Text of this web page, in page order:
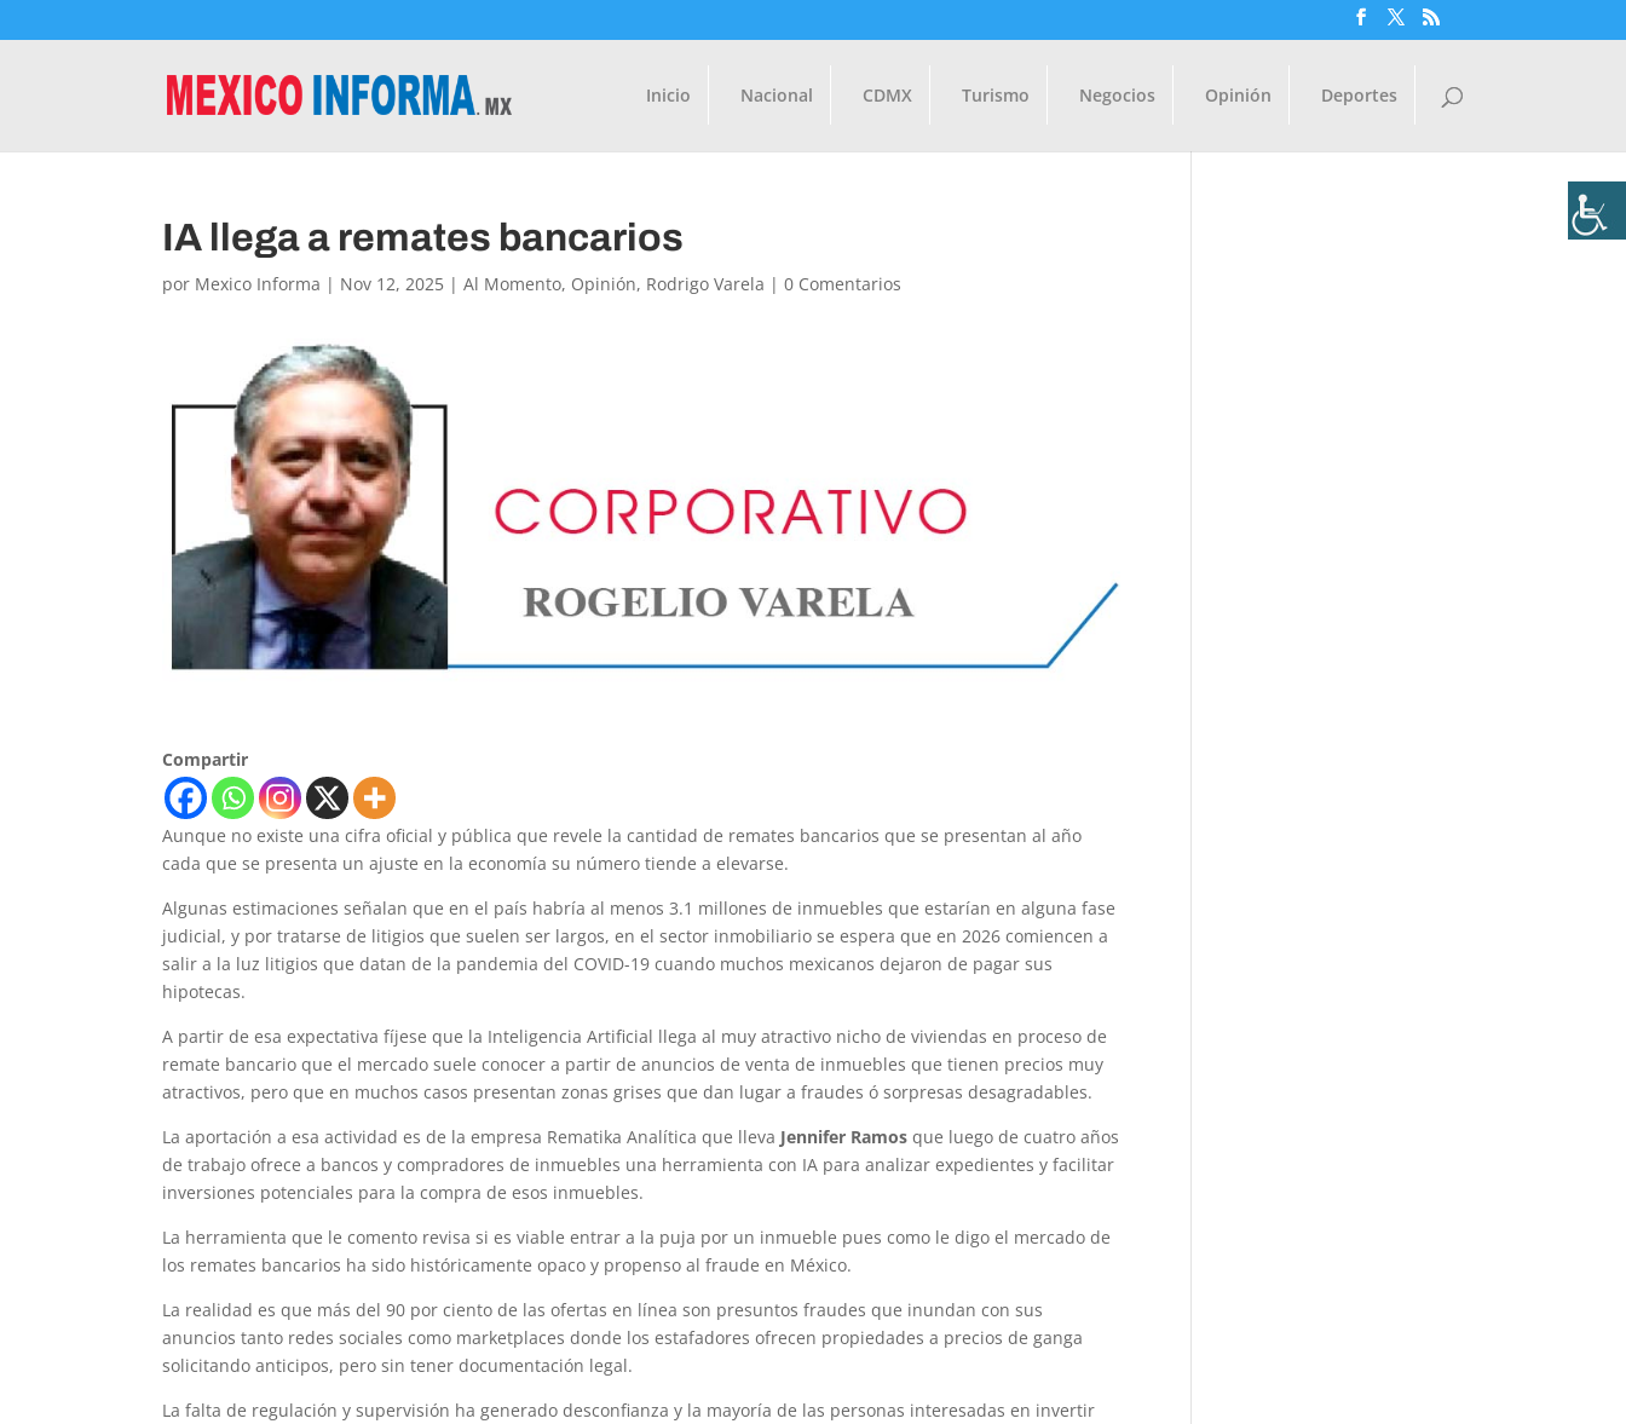
Inicio Nacional CDMX Turismo Negocios Opinión Deportes
IA llega a remates bancarios
por Mexico Informa | Nov 12, 2025 |Al Momento, Opinión, Rodrigo Varela |0 Comentarios
Compartir
Aunque no existe una cifra oficial y pública que revele la cantidad de remates bancarios que se presentan al año
cada que se presenta un ajuste en la economía su número tiende a elevarse.
Algunas estimaciones señalan que en el país habría al menos 3.1 millones de inmuebles que estarían en alguna fase
judicial, y por tratarse de litigios que suelen ser largos, en el sector inmobiliario se espera que en 2026 comiencen a
salir a la luz litigios que datan de la pandemia del COVID-19 cuando muchos mexicanos dejaron de pagar sus
hipotecas.
A partir de esa expectativa fíjese que la Inteligencia Artificial llega al muy atractivo nicho de viviendas en proceso de
remate bancario que el mercado suele conocer a partir de anuncios de venta de inmuebles que tienen precios muy
atractivos, pero que en muchos casos presentan zonas grises que dan lugar a fraudes ó sorpresas desagradables.
La aportación a esa actividad es de la empresa Rematika Analítica que lleva Jennifer Ramos que luego de cuatro años
de trabajo ofrece a bancos y compradores de inmuebles una herramienta con IA para analizar expedientes y facilitar
inversiones potenciales para la compra de esos inmuebles.
La herramienta que le comento revisa si es viable entrar a la puja por un inmueble pues como le digo el mercado de
los remates bancarios ha sido históricamente opaco y propenso al fraude en México.
La realidad es que más del 90 por ciento de las ofertas en línea son presuntos fraudes que inundan con sus
anuncios tanto redes sociales como marketplaces donde los estafadores ofrecen propiedades a precios de ganga
solicitando anticipos, pero sin tener documentación legal.
La falta de regulación y supervisión ha generado desconfianza y la mayoría de las personas interesadas en invertir